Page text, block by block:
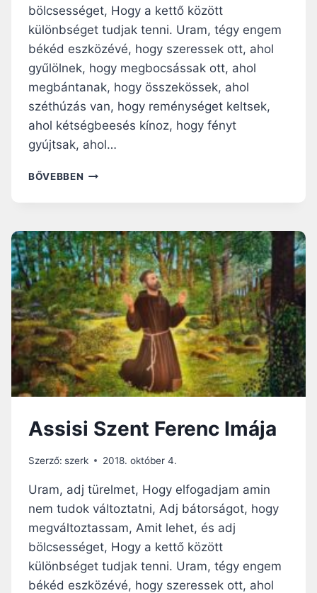
bölcsességet, Hogy a kettő között
különbséget tudjak tenni. Uram, tégy engem
békéd eszközévé, hogy szeressek ott, ahol
gyűlölnek, hogy megbocsássak ott, ahol
megbántanak, hogy összekössek, ahol
széthúzás van, hogy reménységet keltsek,
ahol kétségbeesés kínoz, hogy fényt
gyújtsak, ahol…
BŐVEBBEN ASSISI
Assisi Szent Ferenc Imája
Szerző: szerk 2018. október 4.
Uram, adj türelmet, Hogy elfogadjam amin
nem tudok változtatni, Adj bátorságot, hogy
megváltoztassam, Amit lehet, és adj
bölcsességet, Hogy a kettő között
különbséget tudjak tenni. Uram, tégy engem
békéd eszközévé, hogy szeressek ott, ahol